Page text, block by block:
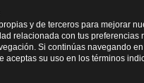
y de terceros para mejorar
relacionada con tus preferencias
Si continúas navegando
aceptas su uso en los términos